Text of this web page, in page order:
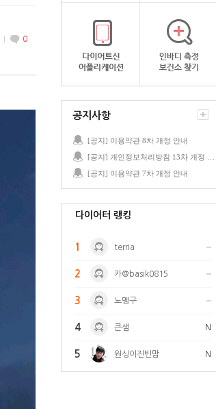
0
공지사항
[공지] 이용약관 8차 개정 안내
[공지] 이용약관 7차 개정 안내
다이어터 랭킹
1 terria
2 카@basik0815
3 노맹구
4 큰샘 N
5 원싱이진빈맘 N